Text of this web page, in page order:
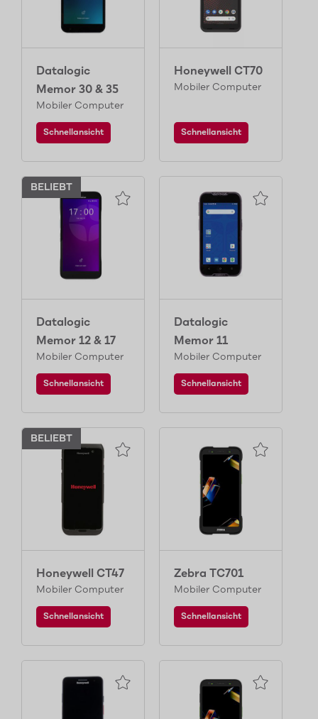
Datalogic
Memor 30 & 35
Mobiler Computer
Schnellansicht
Honeywell CT70
Mobiler Computer
Schnellansicht
BELIEBT
Datalogic
Memor 12 & 17
Mobiler Computer
Schnellansicht
Datalogic
Memor 11
Mobiler Computer
Schnellansicht
BELIEBT
Honeywell CT47
Mobiler Computer
Schnellansicht
Zebra TC701
Mobiler Computer
Schnellansicht